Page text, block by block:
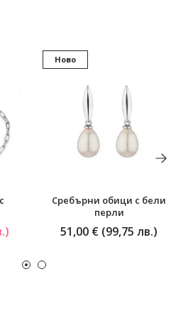
Ново
Сребърни обици с бели
перли
51,00 € (99,75 лв.)